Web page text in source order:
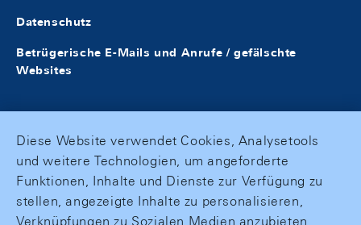
Datenschutz
Betrügerische E-Mails und Anrufe / gefälschte
Websites
Diese Website verwendet Cookies, Analysetools
und weitere Technologien, um angeforderte
Funktionen, Inhalte und Dienste zur Verfügung zu
stellen, angezeigte Inhalte zu personalisieren,
Verknüpfungen zu Sozialen Medien anzubieten